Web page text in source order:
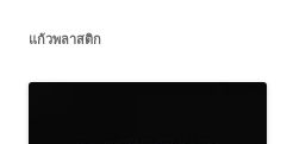
แก้วพลาสติก